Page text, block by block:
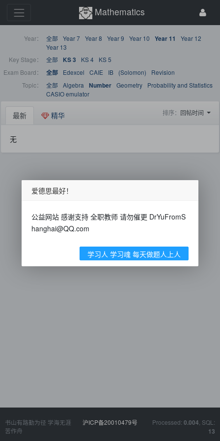
Mathematics
Year： 全部 Year 7 Year 8 Year 9 Year 10 Year 11
Year 12
Year 13
Key Stage：
全部 KS 3 KS 4
KS 5
Exam Board：
全部 Edexcel CAIE IB (Solomon)
Revision
Topic：
全部 Algebra Number Geometry
Probability and Statistics
CASIO emulator
最新 精华 排序： 回帖时间
无
书山有路勤为径 学海无涯
苦作舟
沪ICP备20010479号 Processed: 0.004 , SQL:
13
爱德思最好！
公益网站 感谢支持 全职教师 请勿催更 DrYuFromS
hanghai@QQ.com
学习人 学习魂 每天做题人上人